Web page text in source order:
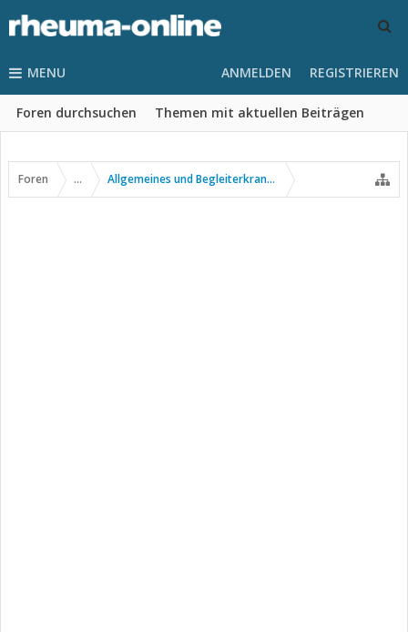
MENU
Foren durchsuchen Themen mit aktuellen Beiträgen
ANMELDEN REGISTRIEREN
Foren ... Allgemeines und Begleiterkrankungen